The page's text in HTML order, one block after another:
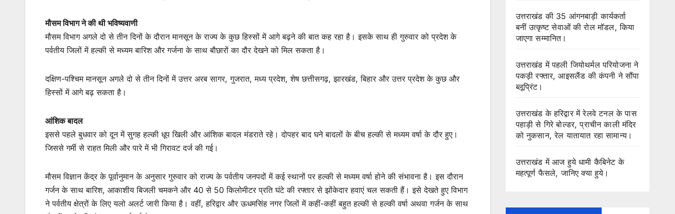
मौसम विभाग ने की थी भविष्यवाणी
मौसम विभाग अगले दो से तीन दिनों के दौरान मानसून के राज्य के कुछ हिस्सों में आगे बढ़ने की बात कह रहा है। इसके साथ ही गुरुवार को प्रदेश के
पर्वतीय जिलों में हल्की से मध्यम बारिश और गर्जना के साथ बौछारों का दौर देखने को मिल सकता है।
दक्षिण-पश्चिम मानसून अगले दो से तीन दिनों में उत्तर अरब सागर, गुजरात, मध्य प्रदेश, शेष छत्तीसगढ़, झारखंड, बिहार और उत्तर प्रदेश के कुछ और
हिस्सों में आगे बढ़ सकता है।
आंशिक बादल
इससे पहले बुधवार को दून में सुगह हल्की धूप खिली और आंशिक बादल मंडराते रहे। दोपहर बाद घने बादलों के बीच हल्की से मध्यम वर्षा के दौर हुए।
जिससे गर्मी से राहत मिली और पारे में भी गिरावट दर्ज की गई।
मौसम विज्ञान केंद्र के पूर्वानुमान के अनुसार गुरुवार को राज्य के पर्वतीय जनपदों में कई स्थानों पर हल्की से मध्यम वर्षा होने की संभावना है। इस दौरान
गर्जन के साथ बारिश, आकाशीय बिजली चमकने और 40 से 50 किलोमीटर प्रति घंटे की रफ्तार से झोंकेदार हवाएं चल सकती हैं। इसे देखते हुए विभाग
ने पर्वतीय क्षेत्रों के लिए यलो अलर्ट जारी किया है। वहीं, हरिद्वार और ऊधमसिंह नगर जिलों में कहीं-कहीं बहुत हल्की से हल्की वर्षा अथवा गर्जन के साथ
उत्तराखंड की 35 आंगनबाड़ी कार्यकर्ता
बनीं उत्कृष्ट सेवाओं की रोल मॉडल, किया
जाएगा सम्मानित।
उत्तराखंड में पहली जियोथर्मल परियोजना ने
पकड़ी रफ्तार, आइसलैंड की कंपनी ने सौंपा
ब्लूप्रिंट।
उत्तराखंड के हरिद्वार में रेलवे टनल के पास
पहाड़ी से गिरे बोल्डर, प्राचीन काली मंदिर
को नुकसान, रेल यातायात रहा सामान्य।
उत्तराखंड में आज हुये धामी कैबिनेट के
महत्पूर्ण फैसले, जानिए क्या हुये।